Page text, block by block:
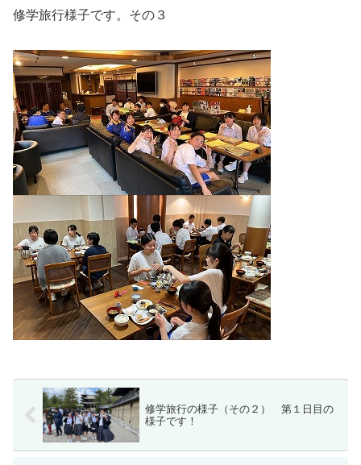
修学旅行様子です。その３
修学旅行の様子（その２） 第１日目の
様子です！